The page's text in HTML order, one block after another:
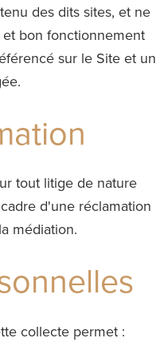
des dits sites, et ne
bon fonctionnement
sur le Site et un
tout litige de nature
d'une réclamation
médiation.
collecte permet :